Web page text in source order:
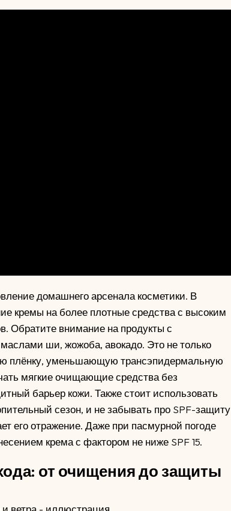
домашнего арсенала косметики. В
кремы на более плотные средства с высоким
Обратите внимание на продукты с
ши, жожоба, авокадо. Это не только
плёнку, уменьшающую трансэпидермальную
мягкие очищающие средства без
барьер кожи. Также стоит использовать
сезон, и не забывать про SPF-защиту
его отражение. Даже при пасмурной погоде
крема с фактором не ниже SPF 15.
от очищения до защиты